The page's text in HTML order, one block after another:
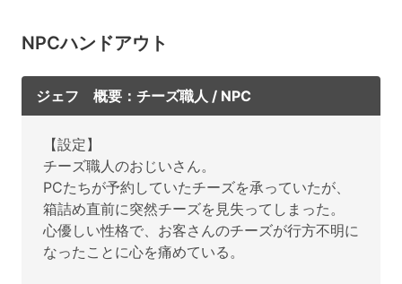
NPCハンドアウト
ジェフ 概要：チーズ職人 / NPC
【設定】
チーズ職人のおじいさん。
PCたちが予約していたチーズを承っていたが、
箱詰め直前に突然チーズを見失ってしまった。
心優しい性格で、お客さんのチーズが行方不明に
なったことに心を痛めている。